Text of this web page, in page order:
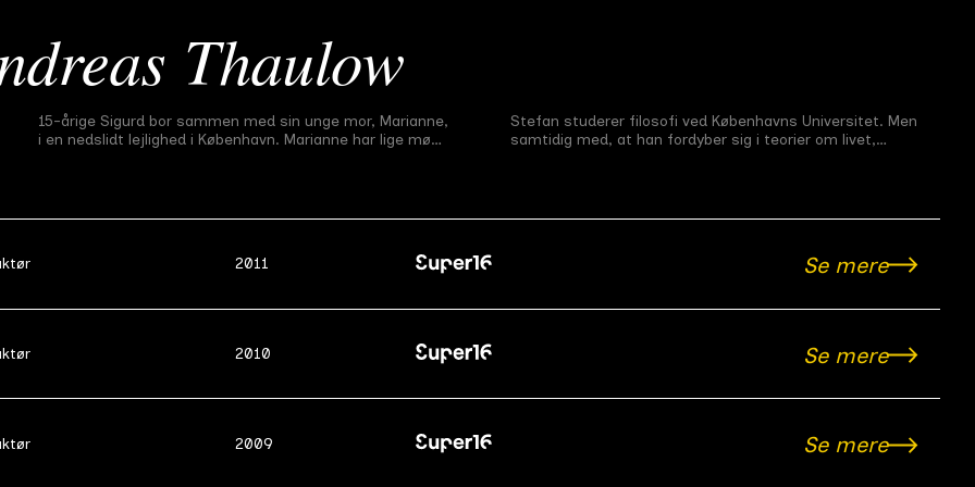
Thaulow
Midtvejsfilm# 621 min2010
Før Stormen
15-årige Sigurd bor sammen med sin unge mor, Marianne,
i en nedslidt lejlighed i København. Marianne har lige mødt
Førsteårsfilm#6 16 min2009
Stefan studerer filosofi ved Københavns Universitet. Men
samtidig med, at han fordyber sig i teorier om livet,
2011 Se mere
2010 Se mere
2009 Se mere